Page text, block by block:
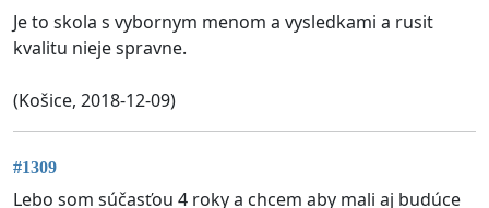
Je to skola s vybornym menom a vysledkami a rusit
kvalitu nieje spravne.
(Košice, 2018-12-09)
#1309
Lebo som súčasťou 4 roky a chcem aby mali aj budúce